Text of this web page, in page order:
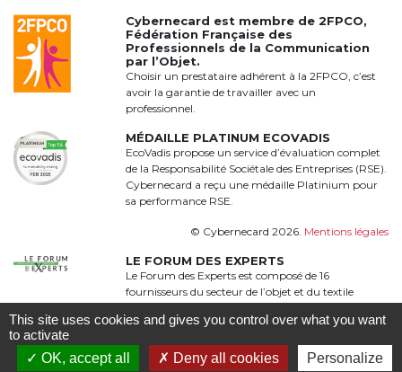
Cybernecard est membre de2FPCO,
Fédération Française des
Professionnels de la Communication
par l’Objet.
Choisir un prestataire adhérent à la 2FPCO, c’est
avoir la garantie de travailler avec un
professionnel.
MÉDAILLE PLATINUM ECOVADIS
EcoVadis propose un service d’évaluation complet
de la Responsabilité Sociétale des Entreprises (RSE).
Cybernecard a reçu une médaille Platinium pour
sa performance RSE.
© Cybernecard 2026. Mentions légales
LE FORUM DES EXPERTS
Le Forum des Experts est composé de 16
fournisseurs du secteur de l’objet et du textile
qualitative et complémentaire à 360°
This site uses cookies and gives you control over what you want
to activate
OK, accept all
Deny all cookies Personalize